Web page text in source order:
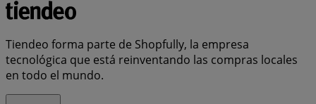
Tiendeo forma parte de Shopfully, la empresa
tecnológica que está reinventando las compras locales
en todo el mundo.